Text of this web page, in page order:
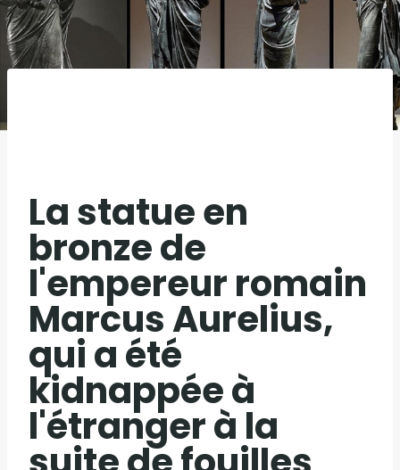
La statue en
bronze de
l'empereur romain
Marcus Aurelius,
qui a été
kidnappée à
l'étranger à la